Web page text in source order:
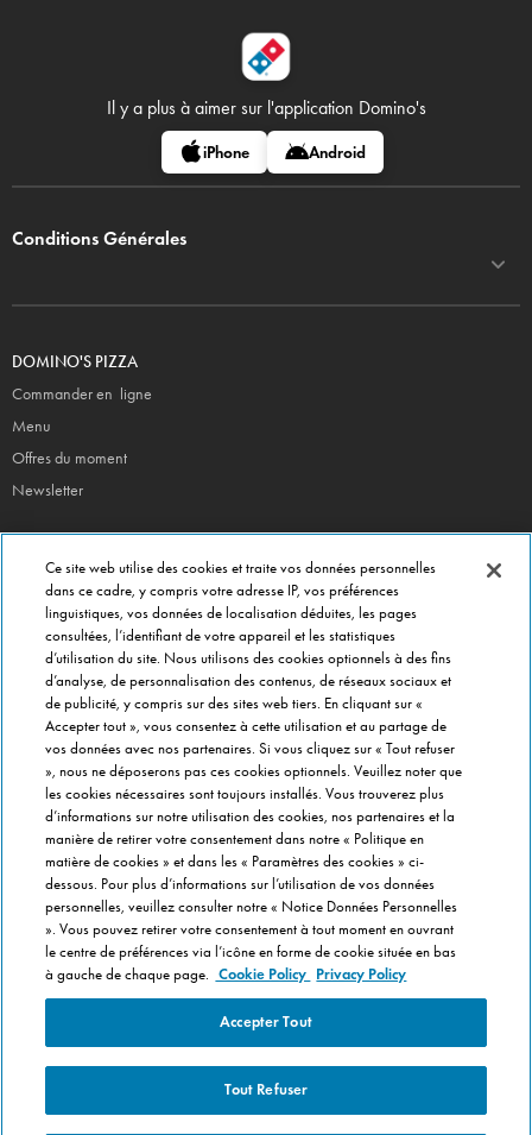
Il y a plus à aimer sur l'application Domino's
iPhone Android
Conditions Générales
DOMINO'S PIZZA
Commander en ligne
Menu
Offres du moment
Newsletter
Siège Social
Info magasins
Formulaire de Contact
Gérer vos préférences
INFO FRANCHISÉ
Franchise Domino's
Critères de Sélection
Questions Fréquentes
A PROPOS DE DOMINO'S
Travailler chez Domino's
Dans notre cuisine
Care Team (pour les collaborateurs)
Ce site web utilise des cookies et traite vos données personnelles
dans ce cadre, y compris votre adresse IP, vos préférences
linguistiques, vos données de localisation déduites, les pages
consultées, l’identifiant de votre appareil et les statistiques
d’utilisation du site. Nous utilisons des cookies optionnels à des fins
d’analyse, de personnalisation des contenus, de réseaux sociaux et
de publicité, y compris sur des sites web tiers. En cliquant sur «
Accepter tout », vous consentez à cette utilisation et au partage de
vos données avec nos partenaires. Si vous cliquez sur « Tout refuser
», nous ne déposerons pas ces cookies optionnels. Veuillez noter que
les cookies nécessaires sont toujours installés. Vous trouverez plus
d’informations sur notre utilisation des cookies, nos partenaires et la
manière de retirer votre consentement dans notre « Politique en
matière de cookies » et dans les « Paramètres des cookies » ci-
dessous. Pour plus d’informations sur l’utilisation de vos données
personnelles, veuillez consulter notre « Notice Données Personnelles
». Vous pouvez retirer votre consentement à tout moment en ouvrant
le centre de préférences via l’icône en forme de cookie située en bas
à gauche de chaque page. Cookie Policy Privacy Policy
Accepter Tout
Tout Refuser